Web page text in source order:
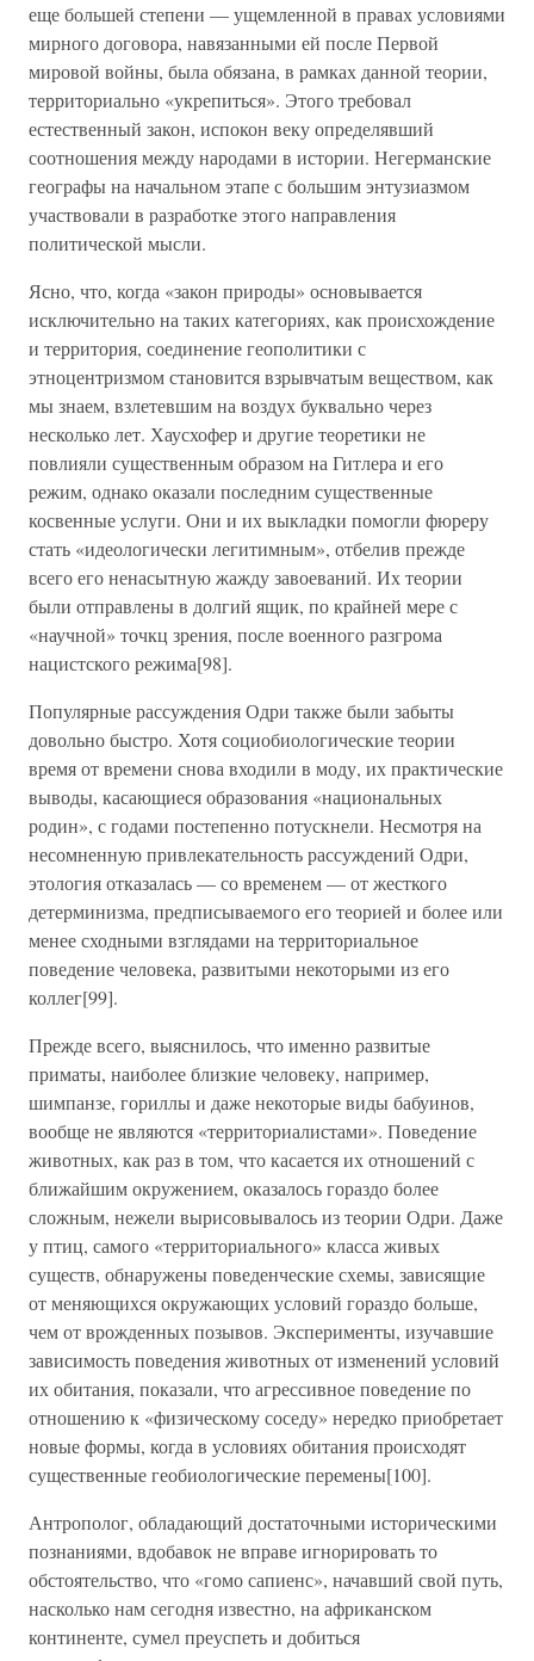
еще большей степени — ущемленной в правах условиями
мирного договора, навязанными ей после Первой
мировой войны, была обязана, в рамках данной теории,
территориально «укрепиться». Этого требовал
естественный закон, испокон веку определявший
соотношения между народами в истории. Негерманские
географы на начальном этапе с большим энтузиазмом
участвовали в разработке этого направления
политической мысли.
Ясно, что, когда «закон природы» основывается
исключительно на таких категориях, как происхождение
и территория, соединение геополитики с
этноцентризмом становится взрывчатым веществом, как
мы знаем, взлетевшим на воздух буквально через
несколько лет. Хаусхофер и другие теоретики не
повлияли существенным образом на Гитлера и его
режим, однако оказали последним существенные
косвенные услуги. Они и их выкладки помогли фюреру
стать «идеологически легитимным», отбелив прежде
всего его ненасытную жажду завоеваний. Их теории
были отправлены в долгий ящик, по крайней мере с
«научной» точкц зрения, после военного разгрома
нацистского режима[98].
Популярные рассуждения Одри также были забыты
довольно быстро. Хотя социобиологические теории
время от времени снова входили в моду, их практические
выводы, касающиеся образования «национальных
родин», с годами постепенно потускнели. Несмотря на
несомненную привлекательность рассуждений Одри,
этология отказалась — со временем — от жесткого
детерминизма, предписываемого его теорией и более или
менее сходными взглядами на территориальное
поведение человека, развитыми некоторыми из его
коллег[99].
Прежде всего, выяснилось, что именно развитые
приматы, наиболее близкие человеку, например,
шимпанзе, гориллы и даже некоторые виды бабуинов,
вообще не являются «территориалистами». Поведение
животных, как раз в том, что касается их отношений с
ближайшим окружением, оказалось гораздо более
сложным, нежели вырисовывалось из теории Одри. Даже
у птиц, самого «территориального» класса живых
существ, обнаружены поведенческие схемы, зависящие
от меняющихся окружающих условий гораздо больше,
чем от врожденных позывов. Эксперименты, изучавшие
зависимость поведения животных от изменений условий
их обитания, показали, что агрессивное поведение по
отношению к «физическому соседу» нередко приобретает
новые формы, когда в условиях обитания происходят
существенные геобиологические перемены[100].
Антрополог, обладающий достаточными историческими
познаниями, вдобавок не вправе игнорировать то
обстоятельство, что «гомо сапиенс», начавший свой путь,
насколько нам сегодня известно, на африканском
континенте, сумел преуспеть и добиться